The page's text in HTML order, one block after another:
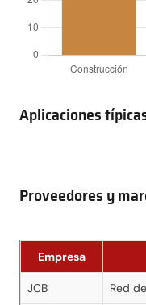
Aplicaciones
Proveedores y
Empresa
JCB Red